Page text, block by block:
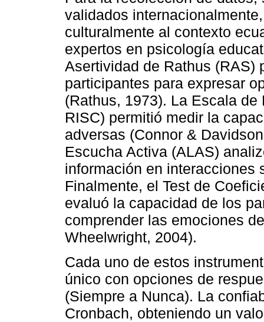
validados
culturalmente al contexto
expertos en psicología
Asertividad de Rathus (RAS)
participantes para expresar
(Rathus, 1973). La Escala
RISC) permitió medir la
adversas (Connor &
Escucha Activa (ALAS)
información en interacciones
Finalmente, el Test de
evaluó la capacidad de los
comprender las emociones
Wheelwright, 2004).
Cada uno de estos
único con opciones de
(Siempre a Nunca). La
Cronbach, obteniendo un